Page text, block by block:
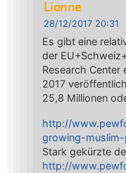
Lionne
28/12/2017 20:31
Es gibt eine
der
Research Center
2017
25,8 Millionen
http://
growing-
Stark gekürzte
http://